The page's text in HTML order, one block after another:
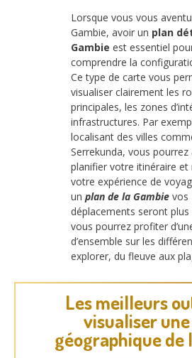
Lorsque vous vous
Gambie, avoir un plan
Gambie est essentiel
comprendre la
Ce type de carte vous
visualiser clairement les
principales, les zones
infrastructures. Par
localisant des villes
Serrekunda, vous
planifier votre itinéraire et
votre expérience de
un plan de la Gambie vos
déplacements seront
vous pourrez profiter
d’ensemble sur les
explorer, du fleuve aux
Les meilleurs
visualiser
géographique de